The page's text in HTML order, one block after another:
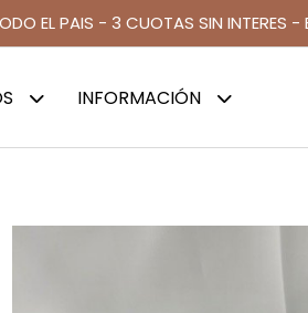
EL PAIS - 3 CUOTAS SIN
INFORMACIÓN